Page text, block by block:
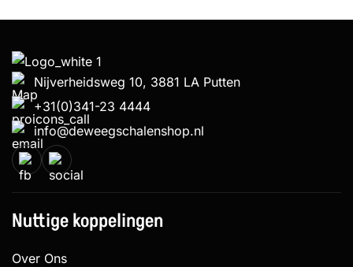
Nijverheidsweg 10, 3881 LA Putten
+31(0)341-23 4444
info@deweegschalenshop.nl
Nuttige koppelingen
Over Ons